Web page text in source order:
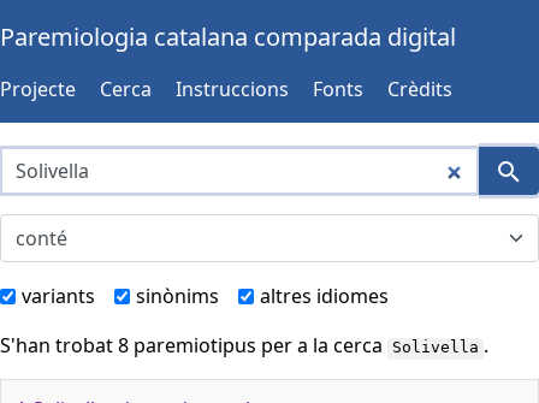
Paremiologia catalana comparada digital
Projecte Cerca Instruccions Fonts Crèdits
variants sinònims
altres idiomes
S'han trobat 8 paremiotipus per a la cerca
Solivella .